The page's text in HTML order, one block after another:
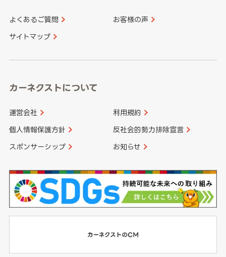
香川県 愛媛県
大分県 宮崎県
よくあるご質問 お客様の声
サイトマップ
カーネクストについて
運営会社 利用規約
個人情報保護方針 反社会的勢力排除宣言
スポンサーシップ お知らせ